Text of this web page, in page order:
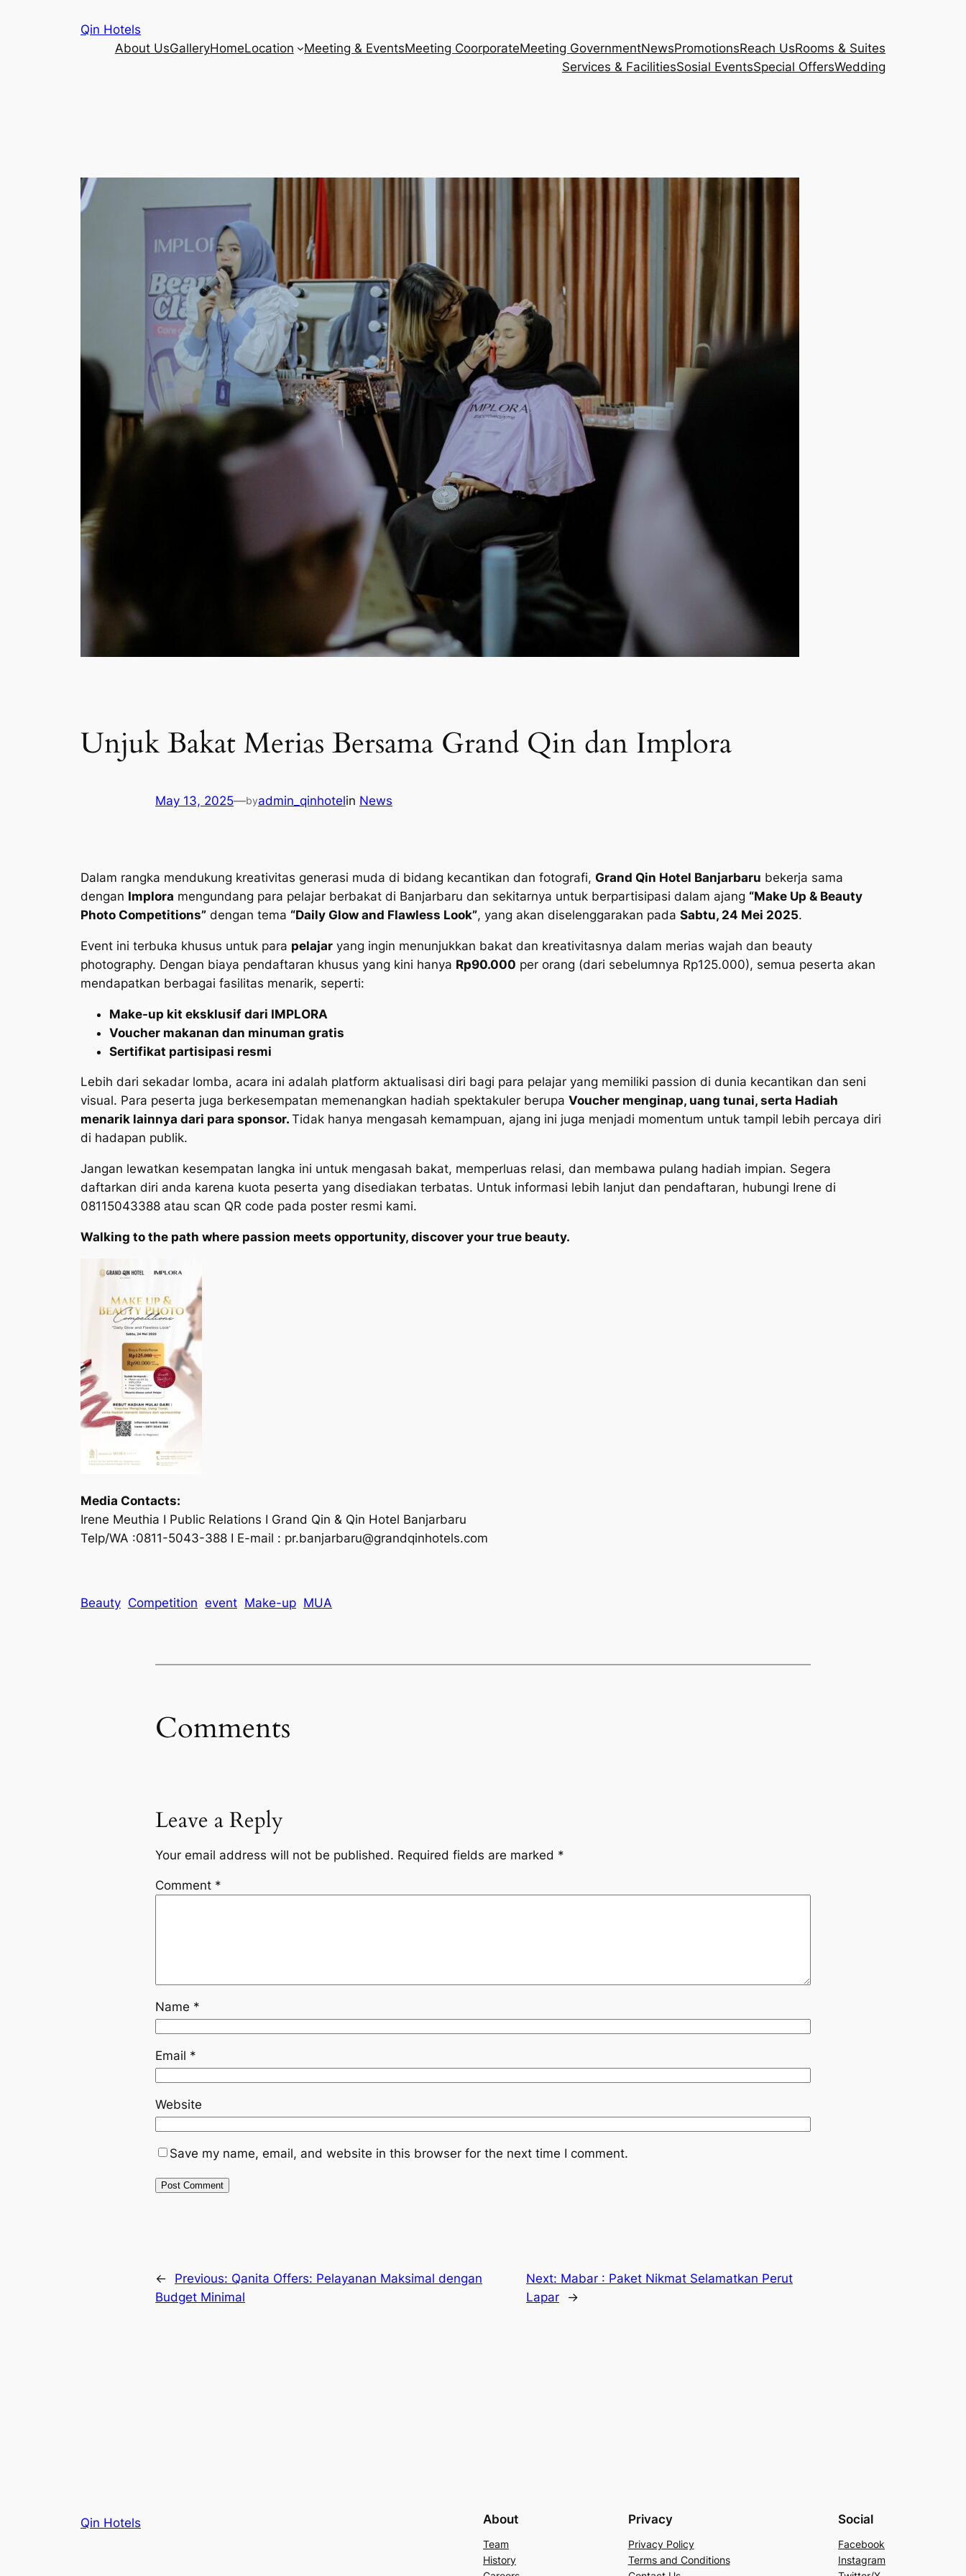
Qin Hotels
About UsGalleryHomeLocation Meeting & EventsMeeting CoorporateMeeting GovernmentNewsPromotionsReach UsRooms & Suites
Services & FacilitiesSosial EventsSpecial OffersWedding
Unjuk Bakat Merias Bersama Grand Qin dan Implora
May 13, 2025—byadmin_qinhotelin News
Dalam rangka mendukung kreativitas generasi muda di bidang kecantikan dan fotografi, Grand Qin Hotel Banjarbaru bekerja sama
dengan Implora mengundang para pelajar berbakat di Banjarbaru dan sekitarnya untuk berpartisipasi dalam ajang “Make Up & Beauty
Photo Competitions” dengan tema “Daily Glow and Flawless Look”, yang akan diselenggarakan pada Sabtu, 24 Mei 2025.
Event ini terbuka khusus untuk para pelajar yang ingin menunjukkan bakat dan kreativitasnya dalam merias wajah dan beauty
photography. Dengan biaya pendaftaran khusus yang kini hanya Rp90.000 per orang (dari sebelumnya Rp125.000), semua peserta akan
mendapatkan berbagai fasilitas menarik, seperti:
Make-up kit eksklusif dari IMPLORA
Voucher makanan dan minuman gratis
Sertifikat partisipasi resmi
Lebih dari sekadar lomba, acara ini adalah platform aktualisasi diri bagi para pelajar yang memiliki passion di dunia kecantikan dan seni
visual. Para peserta juga berkesempatan memenangkan hadiah spektakuler berupa Voucher menginap, uang tunai, serta Hadiah
menarik lainnya dari para sponsor. Tidak hanya mengasah kemampuan, ajang ini juga menjadi momentum untuk tampil lebih percaya diri
di hadapan publik.
Jangan lewatkan kesempatan langka ini untuk mengasah bakat, memperluas relasi, dan membawa pulang hadiah impian. Segera
daftarkan diri anda karena kuota peserta yang disediakan terbatas. Untuk informasi lebih lanjut dan pendaftaran, hubungi Irene di
08115043388 atau scan QR code pada poster resmi kami.
Walking to the path where passion meets opportunity, discover your true beauty.
Media Contacts:
Irene Meuthia I Public Relations I Grand Qin & Qin Hotel Banjarbaru
Telp/WA :0811-5043-388 I E-mail : pr.banjarbaru@grandqinhotels.com
Beauty Competition event Make-up MUA
Comments
Leave a Reply
Your email address will not be published. Required fields are marked *
Comment *
Name *
Email *
Website
Save my name, email, and website in this browser for the next time I comment.
← Previous: Qanita Offers: Pelayanan Maksimal dengan
Budget Minimal
Next: Mabar : Paket Nikmat Selamatkan Perut
Lapar
→
Qin Hotels About
Team
History
Privacy
Privacy Policy
Terms and Conditions
Social
Facebook
Instagram